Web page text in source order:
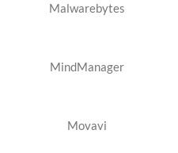
Malwarebytes
MindManager
Movavi